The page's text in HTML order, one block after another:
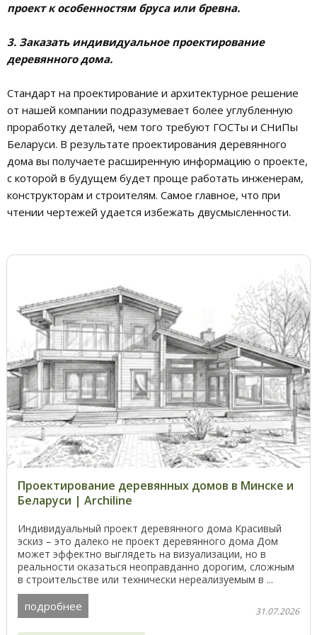
проект к особенностям бруса или бревна.
3. Заказать индивидуальное проектирование
деревянного дома.
Стандарт на проектирование и архитектурное решение
от нашей компании подразумевает более углубленную
проработку деталей, чем того требуют ГОСТы и СНиПы
Беларуси. В результате проектирования деревянного
дома вы получаете расширенную информацию о проекте,
с которой в будущем будет проще работать инженерам,
конструкторам и строителям. Самое главное, что при
чтении чертежей удается избежать двусмысленности.
Проектирование деревянных домов в Минске и
Беларуси | Archiline
Индивидуальный проект деревянного дома Красивый
эскиз – это далеко не проект деревянного дома Дом
может эффектно выглядеть на визуализации, но в
реальности оказаться неоправданно дорогим, сложным
в строительстве или технически нереализуемым в ...
подробнее 31.07.2026